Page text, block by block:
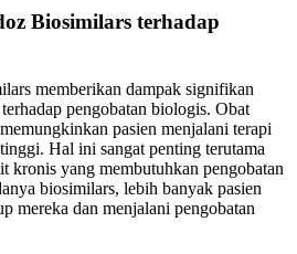
Biosimilars terhadap
memberikan dampak signifikan
pengobatan biologis. Obat
pasien menjalani terapi
Hal ini sangat penting terutama
kronis yang membutuhkan pengobatan
biosimilars, lebih banyak pasien
mereka dan menjalani pengobatan